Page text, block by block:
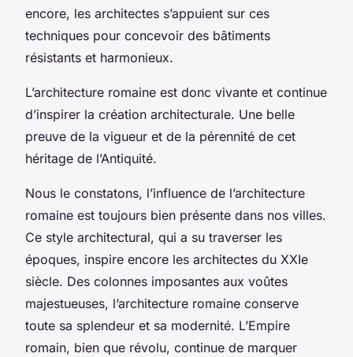
encore, les architectes s’appuient sur ces
techniques pour concevoir des bâtiments
résistants et harmonieux.
L’architecture romaine est donc vivante et continue
d’inspirer la création architecturale. Une belle
preuve de la vigueur et de la pérennité de cet
héritage de l’Antiquité.
Nous le constatons, l’influence de l’architecture
romaine est toujours bien présente dans nos villes.
Ce style architectural, qui a su traverser les
époques, inspire encore les architectes du XXIe
siècle. Des colonnes imposantes aux voûtes
majestueuses, l’architecture romaine conserve
toute sa splendeur et sa modernité. L’Empire
romain, bien que révolu, continue de marquer